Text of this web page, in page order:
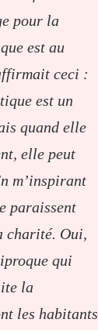
pour la
est au
ceci :
est un
quand elle
elle peut
m’inspirant
paraissent
charité. Oui,
qui
la
les habitants